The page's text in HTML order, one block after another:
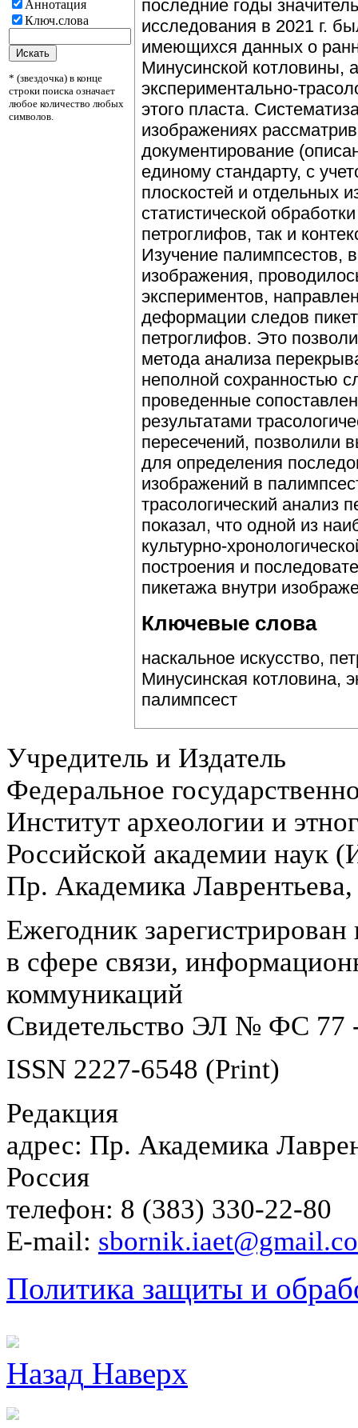
Аннотация
Ключ.слова
* (звездочка) в конце
строки поиска означает
любое количество любых
символов.
последние годы
исследования в 2021 г.
имеющихся данных о
Минусинской котловины,
экспериментально-
этого пласта.
изображениях
документирование
единому стандарту, с
плоскостей и отдельных
статистической
петроглифов, так и
Изучение палимпсестов,
изображения,
экспериментов,
деформации следов
петроглифов. Это
метода анализа
неполной сохранностью
проведенные
результатами
пересечений, позволили
для определения
изображений в
трасологический анализ
показал, что одной из
культурно-
построения и
пикетажа внутри
Ключевые слова
наскальное искусство,
Минусинская котловина,
палимпсест
Учредитель и Издатель
Федеральное
Институт археологии и
Российской академии
Пр. Академика
Ежегодник
в сфере связи,
коммуникаций
Свидетельство ЭЛ № ФС 77
ISSN 2227-6548 (Print)
Редакция
адрес: Пр. Академика
Россия
телефон: 8 (383) 330-22-80
E-mail:
Политика защиты и
Назад Наверх